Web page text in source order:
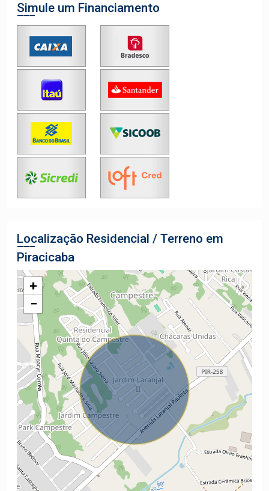
Simule um Financiamento
Localização Residencial / Terreno em
Piracicaba
+
−